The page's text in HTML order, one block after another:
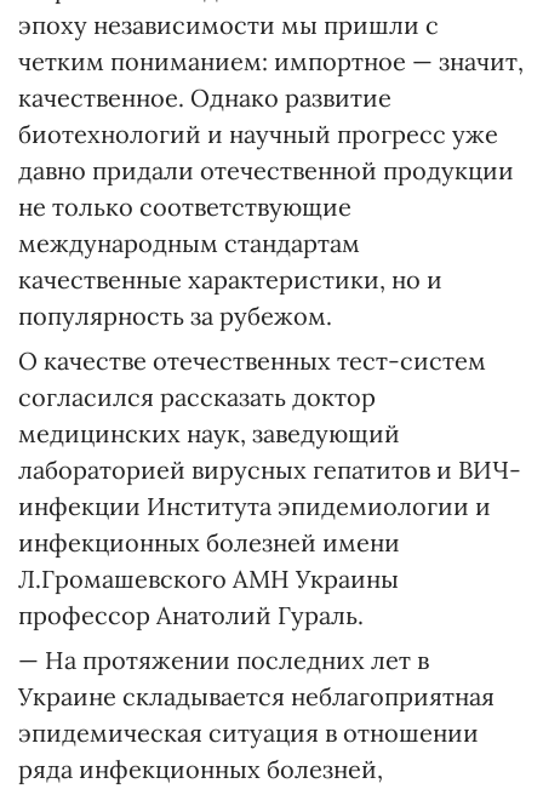
эпоху независимости мы пришли с
четким пониманием: импортное — значит,
качественное. Однако развитие
биотехнологий и научный прогресс уже
давно придали отечественной продукции
не только соответствующие
международным стандартам
качественные характеристики, но и
популярность за рубежом.
О качестве отечественных тест-систем
согласился рассказать доктор
медицинских наук, заведующий
лабораторией вирусных гепатитов и ВИЧ-
инфекции Института эпидемиологии и
инфекционных болезней имени
Л.Громашевского АМН Украины
профессор Анатолий Гураль.
— На протяжении последних лет в
Украине складывается неблагоприятная
эпидемическая ситуация в отношении
ряда инфекционных болезней,